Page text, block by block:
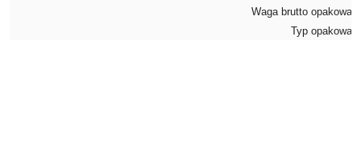
Waga brutto
Typ